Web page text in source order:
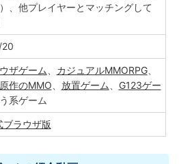
、他プレイヤーとマッチングして
ザゲーム カジュアルMMORPG、
作のMMO
放置ゲーム
G123ゲー
系ゲーム
ブラウザ版